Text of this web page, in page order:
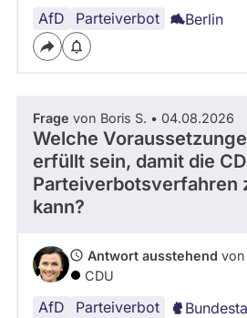
AfD Parteiverbot Berlin
Frage von Boris S. • 04.08.2026
Welche
erfüllt sein, damit die
Parteiverbotsverfahren
kann?
Antwort ausstehend von
CDU
AfD Parteiverbot